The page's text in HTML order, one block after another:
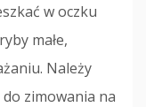
w oczku
małe,
Należy
zimowania na